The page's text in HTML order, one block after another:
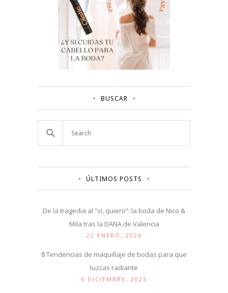
BUSCAR
ÚLTIMOS POSTS
De la tragedia al “sí, quiero”: la boda de Nico &
Mila tras la DANA de Valencia
22 ENERO, 2026
8 Tendencias de maquillaje de bodas para que
luzcas radiante
6 DICIEMBRE, 2025